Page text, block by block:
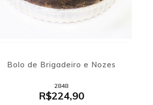
Bolo de Brigadeiro e Nozes
2848
R$224,90